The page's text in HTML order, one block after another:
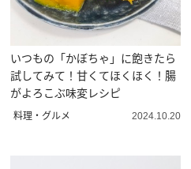
いつもの「かぼちゃ」に飽きたら
試してみて！甘くてほくほく！腸
がよろこぶ味変レシピ
料理・グルメ 2024.10.20